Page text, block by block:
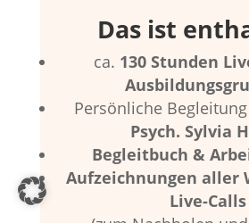
Das ist
ca. 130 Stunden
Persönliche
Psych. Sylvia
Begleitbuch &
Aufzeichnungen aller
Live-Calls